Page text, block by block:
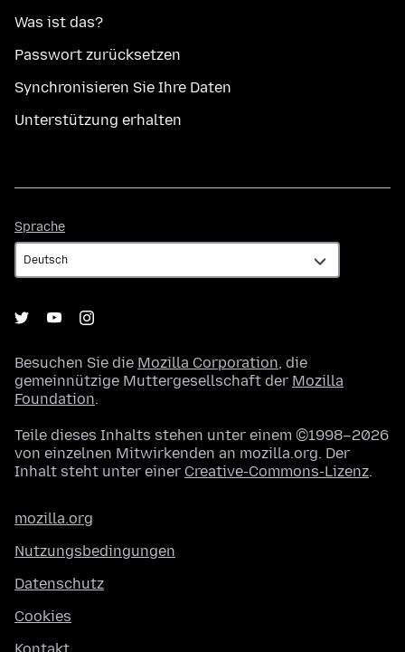
Was ist das?
Passwort zurücksetzen
Synchronisieren Sie Ihre Daten
Unterstützung erhalten
Sprache
Besuchen Sie die Mozilla Corporation, die
gemeinnützige Muttergesellschaft der Mozilla
Foundation.
Teile dieses Inhalts stehen unter einem ©1998–2026
von einzelnen Mitwirkenden an mozilla.org. Der
Inhalt steht unter einer Creative-Commons-Lizenz.
mozilla.org
Nutzungsbedingungen
Datenschutz
Cookies